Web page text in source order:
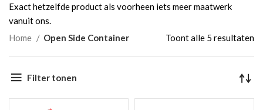
Exact hetzelfde product als voorheen iets meer maatwerk
vanuit ons.
Home
Open Side Container Toont alle 5 resultaten
Filter tonen